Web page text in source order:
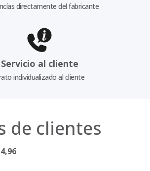
directamente del fabricante
Servicio al cliente
individualizado al cliente
de clientes
4,96